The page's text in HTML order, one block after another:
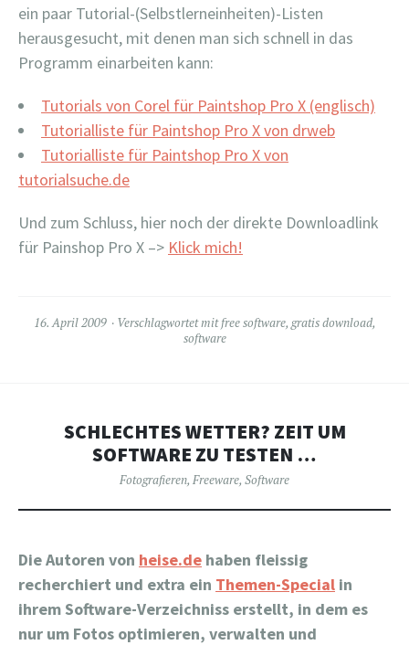
ein paar Tutorial-(Selbstlerneinheiten)-Listen
herausgesucht, mit denen man sich schnell in das
Programm einarbeiten kann:
Tutorials von Corel für Paintshop Pro X (englisch)
Tutorialliste für Paintshop Pro X von drweb
Tutorialliste für Paintshop Pro X von
tutorialsuche.de
Und zum Schluss, hier noch der direkte Downloadlink
für Painshop Pro X –> Klick mich!
16. April 2009 Verschlagwortet mitfree software, gratis download,
software
SCHLECHTES WETTER? ZEIT UM
SOFTWARE ZU TESTEN …
Fotografieren, Freeware, Software
Die Autoren von heise.de haben fleissig
recherchiert und extra ein Themen-Special in
ihrem Software-Verzeichniss erstellt, in dem es
nur um Fotos optimieren, verwalten und